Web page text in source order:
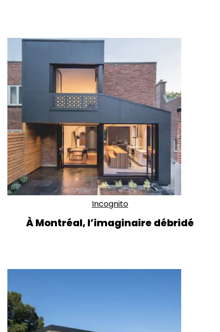
Incognito
À Montréal, l’imaginaire débridé